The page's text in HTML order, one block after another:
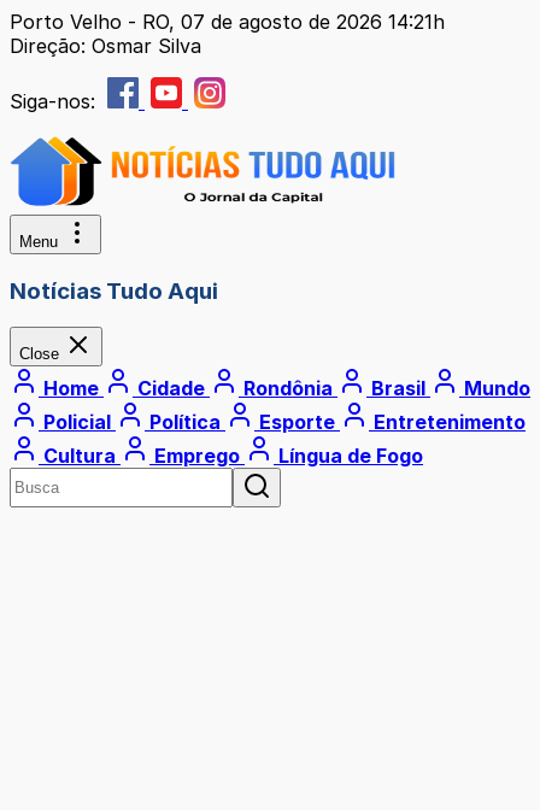
Porto Velho - RO, 07 de agosto de 2026 14:21h
Direção: Osmar Silva
Siga-nos:
Menu
Notícias Tudo Aqui
Close
Home Cidade Rondônia Brasil
Mundo
Policial
Política Esporte
Entretenimento
Cultura
Emprego Língua de Fogo